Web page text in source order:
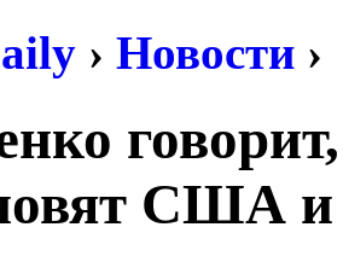
› Новости ›
США